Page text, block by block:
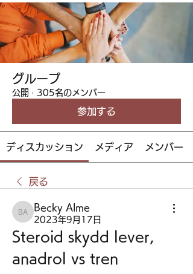
グループ
公開 · 305名のメンバー
参加する
ディスカッション メディア メンバー
戻る
Becky Alme
Becky Alme
2023年9月17日
Steroid skydd lever,
anadrol vs tren